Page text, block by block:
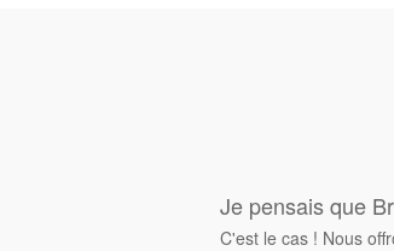
Je pensais que
C'est le cas ! Nous